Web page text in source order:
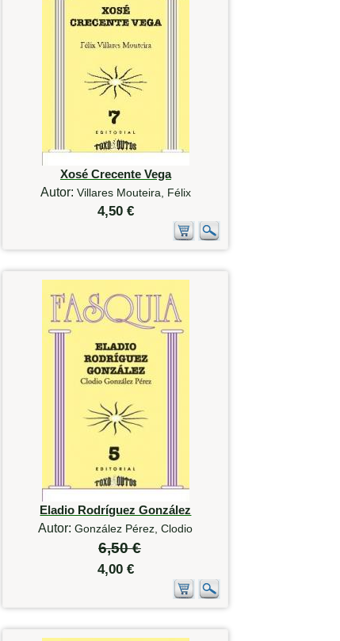
Xosé Crecente Vega
Autor: Villares Mouteira, Félix
4,50 €
Eladio Rodríguez González
Autor:González Pérez, Clodio
6,50 €
4,00 €